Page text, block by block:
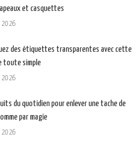
et casquettes
2026
des étiquettes transparentes avec cette
toute simple
2026
du quotidien pour enlever une tache de
par magie
2026